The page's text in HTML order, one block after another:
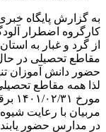
به گزارش پایگاه
کارگروه اضطرار
از گرد و غبار به
مقاطع تحصیلی در
حضور دانش آموزان
لذا همه مقاطع
مربیان با رعایت
در مدارس حضور